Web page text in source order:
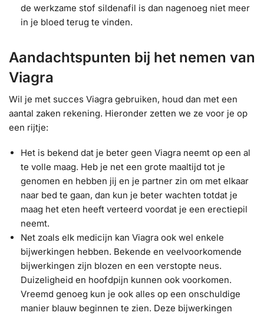
de werkzame stof sildenafil is dan nagenoeg niet meer
in je bloed terug te vinden.
Aandachtspunten bij het nemen van
Viagra
Wil je met succes Viagra gebruiken, houd dan met een
aantal zaken rekening. Hieronder zetten we ze voor je op
een rijtje:
Het is bekend dat je beter geen Viagra neemt op een al
te volle maag. Heb je net een grote maaltijd tot je
genomen en hebben jij en je partner zin om met elkaar
naar bed te gaan, dan kun je beter wachten totdat je
maag het eten heeft verteerd voordat je een erectiepil
neemt.
Net zoals elk medicijn kan Viagra ook wel enkele
bijwerkingen hebben. Bekende en veelvoorkomende
bijwerkingen zijn blozen en een verstopte neus.
Duizeligheid en hoofdpijn kunnen ook voorkomen.
Vreemd genoeg kun je ook alles op een onschuldige
manier blauw beginnen te zien. Deze bijwerkingen